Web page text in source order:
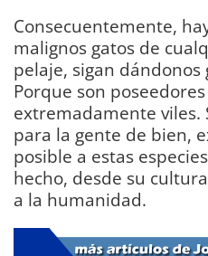
Consecuentemente,
malignos gatos de
pelaje, sigan
Porque son
extremadamente viles.
para la gente de bien,
posible a estas
hecho, desde su
a la humanidad.